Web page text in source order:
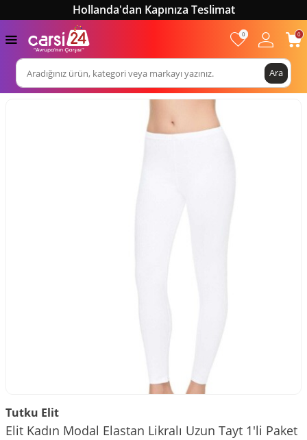
Hollanda'dan Kapınıza Teslimat
Ara
0 0
Tutku Elit
Elit Kadın Modal Elastan Likralı Uzun Tayt 1'li Paket